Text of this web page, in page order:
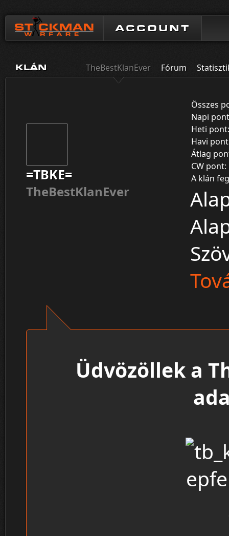
ACCOUNT
KLÁN TheBestKlanEver Fórum
=TBKE=
TheBestKlanEver
Összes
Napi
Heti
Havi
Átlag
CW pont:
A klán
Üdvözöllek a